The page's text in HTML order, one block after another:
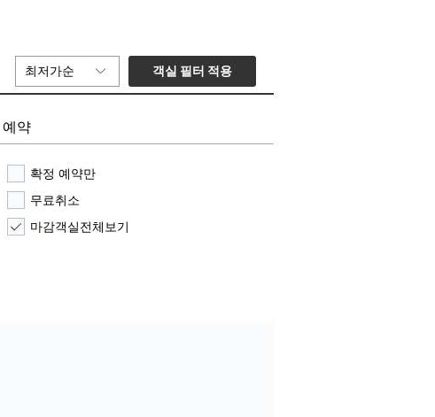
최저가순 객실 필터 적용
예약
확정 예약만
무료취소
마감객실전체보기